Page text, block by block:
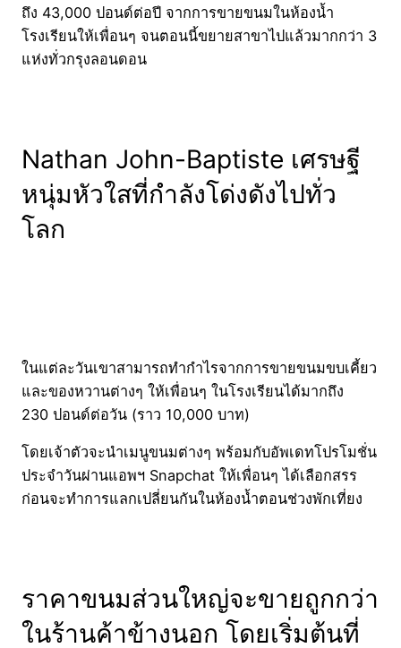
ถึง 43,000 ปอนด์ต่อปี จากการขายขนมในห้องน้ำ
โรงเรียนให้เพื่อนๆ จนตอนนี้ขยายสาขาไปแล้วมากกว่า 3
แห่งทั่วกรุงลอนดอน
Nathan John-Baptiste เศรษฐี
หนุ่มหัวใสที่กำลังโด่งดังไปทั่ว
โลก
ในแต่ละวันเขาสามารถทำกำไรจากการขายขนมขบเคี้ยว
และของหวานต่างๆ ให้เพื่อนๆ ในโรงเรียนได้มากถึง
230 ปอนด์ต่อวัน (ราว 10,000 บาท)
โดยเจ้าตัวจะนำเมนูขนมต่างๆ พร้อมกับอัพเดทโปรโมชั่น
ประจำวันผ่านแอพฯ Snapchat ให้เพื่อนๆ ได้เลือกสรร
ก่อนจะทำการแลกเปลี่ยนกันในห้องน้ำตอนช่วงพักเที่ยง
ราคาขนมส่วนใหญ่จะขายถูกกว่า
ในร้านค้าข้างนอก โดยเริ่มต้นที่